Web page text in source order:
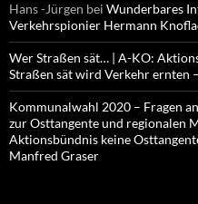
Hans -Jürgen bei Wunderbares
Verkehrspionier Hermann
Wer Straßen sät… | A-KO:
Straßen sät wird Verkehr ernten
Kommunalwahl 2020 – Fragen
zur Osttangente und regionalen
Aktionsbündnis keine
Manfred Graser